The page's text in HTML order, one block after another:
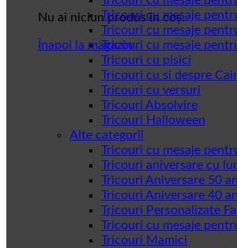
Nu ai niciun produs în coș.
Înapoi la magazin
Tricouri cu mesaje
Tricouri cu mesaje
Tricouri cu mesaje
Tricouri cu pisici
Tricouri cu si despre
Tricouri cu versuri
Tricouri Absolvire
Tricouri Halloween
Alte categorii
Tricouri cu mesaje
Tricouri aniversare cu
Tricouri Aniversare 50
Tricouri Aniversare 40
Tricouri Personalizate
Tricouri cu mesaje
Tricouri Mamici